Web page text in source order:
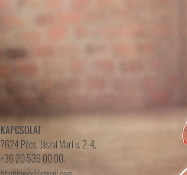
KAPCSOLAT
7624 Pécs, Jászai Mari u. 2-4.
+36 20 539 00 00.